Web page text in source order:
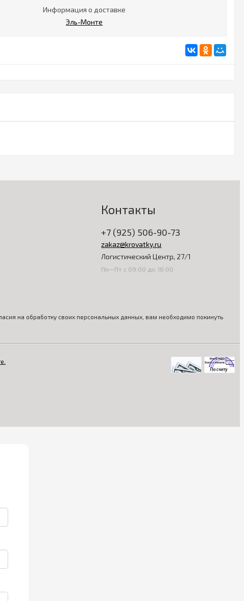
Информация о доставке
Эль-Монте
Контакты
+7 (925) 506-90-73
zakaz@krovatky.ru
Логистический Центр, 27/1
Пн—Пт с 09:00 до 18:00
на обработку своих персональных данных, вам необходимо покинуть